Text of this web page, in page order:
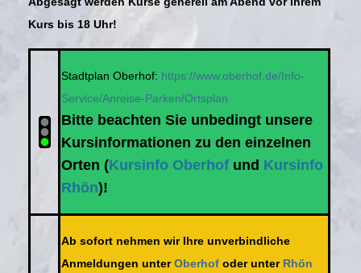
Kurs bis 18 Uhr!
Stadtplan Oberhof: https://www.oberhof.de/Info-
Service/Anreise-Parken/Ortsplan
Bitte beachten Sie unbedingt unsere
Kursinformationen zu den einzelnen
Orten (Kursinfo Oberhof und Kursinfo
Rhön)!
Ab sofort nehmen wir Ihre unverbindliche
Anmeldungen unterOberhof oder unter Rhön